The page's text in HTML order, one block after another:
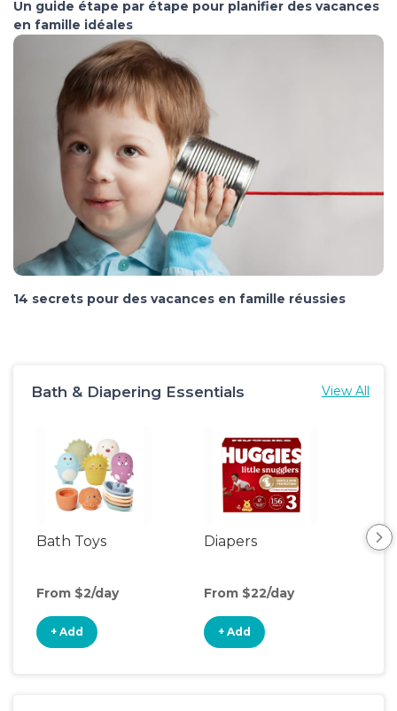
Un guide étape par étape pour planifier des vacances
en famille idéales
14 secrets pour des vacances en famille réussies
Bath & Diapering Essentials View All
Bath Toys
From $2/day
+ Add
Diapers
From $22/day
+ Add